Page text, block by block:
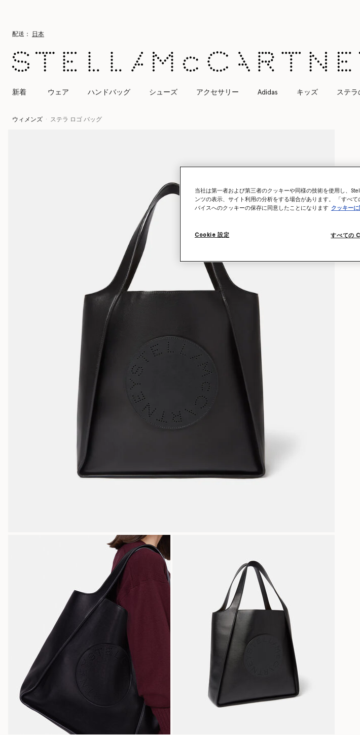
配送： 日本
新着 ウェア ハンドバッグ シューズ アクセサリー Adidas キッズ ステラ
ウィメンズ ステラ ロゴ バッグ
当社は第一者および第三者のクッキーや同様の技術を使用し、
ンツの表示、サイト利用の分析をする場合があります。 「すべ
バイスへのクッキーの保存に同意したことになります クッキー
Cookie 設定 すべての